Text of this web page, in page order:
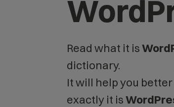
Read what it is
dictionary.
It will help you
exactly it is